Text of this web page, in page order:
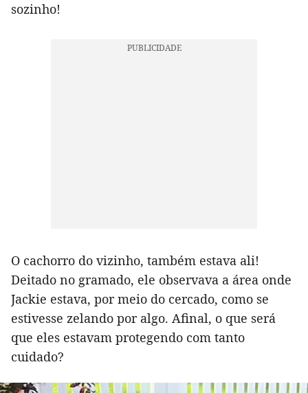
sozinho!
O cachorro do vizinho, também estava ali!
Deitado no gramado, ele observava a área onde
Jackie estava, por meio do cercado, como se
estivesse zelando por algo. Afinal, o que será
que eles estavam protegendo com tanto
cuidado?